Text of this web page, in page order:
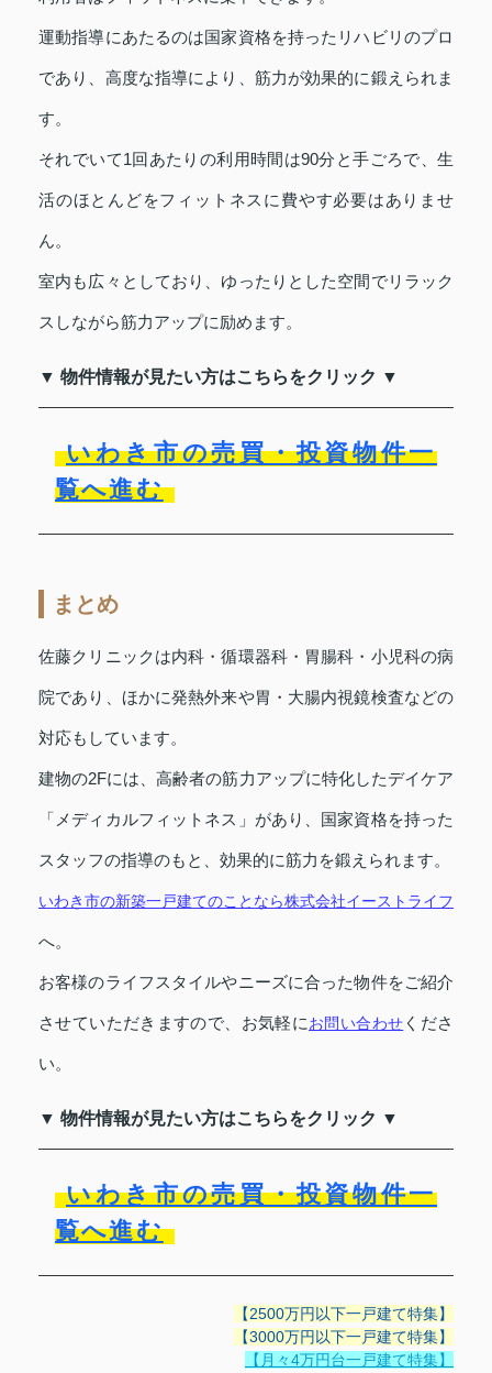
運動指導にあたるのは国家資格を持ったリハビリのプロ
であり、高度な指導により、筋力が効果的に鍛えられま
す。
それでいて1回あたりの利用時間は90分と手ごろで、生
活のほとんどをフィットネスに費やす必要はありませ
ん。
室内も広々としており、ゆったりとした空間でリラック
スしながら筋力アップに励めます。
▼ 物件情報が見たい方はこちらをクリック ▼
いわき市の売買・投資物件一
覧へ進む
まとめ
佐藤クリニックは内科・循環器科・胃腸科・小児科の病
院であり、ほかに発熱外来や胃・大腸内視鏡検査などの
対応もしています。
建物の2Fには、高齢者の筋力アップに特化したデイケア
「メディカルフィットネス」があり、国家資格を持った
スタッフの指導のもと、効果的に筋力を鍛えられます。
いわき市の新築一戸建てのことなら株式会社イーストライフ
へ。
お客様のライフスタイルやニーズに合った物件をご紹介
させていただきますので、お気軽にお問い合わせ くださ
い。
▼ 物件情報が見たい方はこちらをクリック ▼
いわき市の売買・投資物件一
覧へ進む
【2500万円以下一戸建て特集】
【3000万円以下一戸建て特集】
【月々4万円台一戸建て特集】